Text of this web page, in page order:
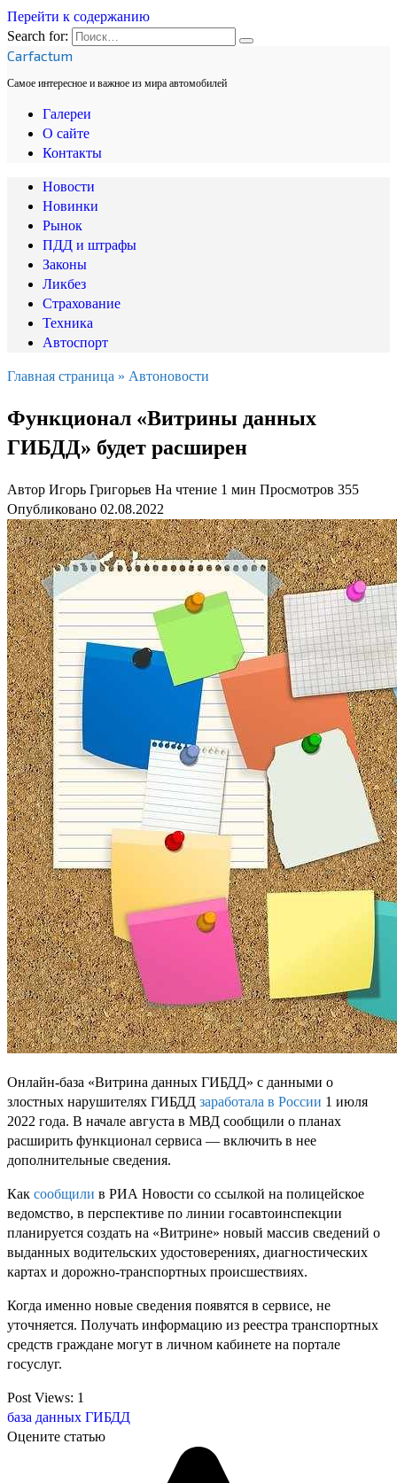
Перейти к содержанию
Search for:
Carfactum
Самое интересное и важное из мира автомобилей
Галереи
О сайте
Контакты
Новости
Новинки
Рынок
ПДД и штрафы
Законы
Ликбез
Страхование
Техника
Автоспорт
Главная страница » Автоновости
Функционал «Витрины данных
ГИБДД» будет расширен
Автор Игорь Григорьев На чтение 1 мин Просмотров 355
Опубликовано 02.08.2022
Онлайн-база «Витрина данных ГИБДД» с данными о
злостных нарушителях ГИБДД заработала в России 1 июля
2022 года. В начале августа в МВД сообщили о планах
расширить функционал сервиса — включить в нее
дополнительные сведения.
Как сообщили в РИА Новости со ссылкой на полицейское
ведомство, в перспективе по линии госавтоинспекции
планируется создать на «Витрине» новый массив сведений о
выданных водительских удостоверениях, диагностических
картах и дорожно-транспортных происшествиях.
Когда именно новые сведения появятся в сервисе, не
уточняется. Получать информацию из реестра транспортных
средств граждане могут в личном кабинете на портале
госуслуг.
Post Views: 1
база данных ГИБДД
Оцените статью